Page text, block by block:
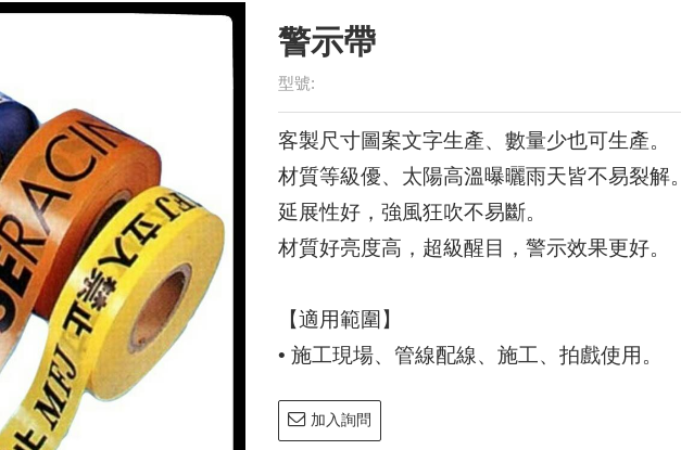
型號:
客製尺寸圖案文字生產、數量少也可生產。
材質等級優、太陽高溫曝曬雨天皆不易裂解。
延展性好，強風狂吹不易斷。
材質好亮度高，超級醒目，警示效果更好。
【適用範圍】
• 施工現場、管線配線、施工、拍戲使用。
加入詢問